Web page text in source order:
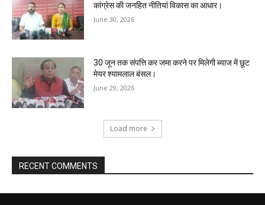
कांग्रेस की जनहित नीतियां विकास का आधार।
June 30, 2026
30 जून तक संपत्ति कर जमा करने पर मिलेगी ब्याज में छूट
मेयर श्यामलाल बंसल।
June 29, 2026
Load more
RECENT COMMENTS